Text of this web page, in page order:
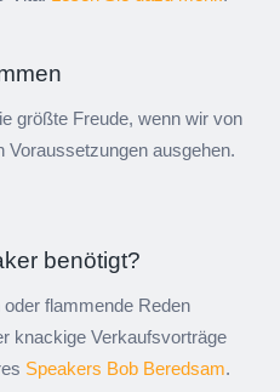
größte Freude, wenn wir von
Voraussetzungen ausgehen.
benötigt?
flammende Reden
knackige Verkaufsvorträge
Speakers Bob Beredsam.